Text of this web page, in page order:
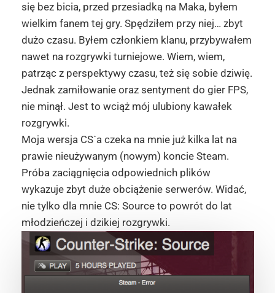
się bez bicia, przed przesiadką na Maka, byłem
wielkim fanem tej gry. Spędziłem przy niej… zbyt
dużo czasu. Byłem członkiem klanu, przybywałem
nawet na rozgrywki turniejowe. Wiem, wiem,
patrząc z perspektywy czasu, też się sobie dziwię.
Jednak zamiłowanie oraz sentyment do gier FPS,
nie minął. Jest to wciąż mój ulubiony kawałek
rozgrywki.
Moja wersja CS`a czeka na mnie już kilka lat na
prawie nieużywanym (nowym) koncie Steam.
Próba zaciągnięcia odpowiednich plików
wykazuje zbyt duże obciążenie serwerów. Widać,
nie tylko dla mnie CS: Source to powrót do lat
młodzieńczej i dzikiej rozgrywki.